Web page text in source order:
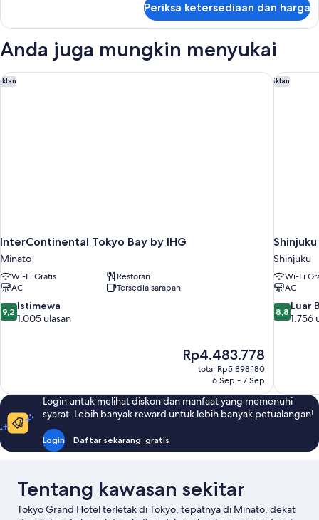
+
Extra
bed)
Kamar
Boleh
(2
Single
Periksa ketersediaan dan harga
Anda juga mungkin menyukai
Iklan
InterContinental Tokyo Bay by IHG
Minato
Wi-Fi Gratis
Restoran
AC
Tersedia sarapan
9.2
dari
9,2 Istimewa
1.005 ulasan
Harga
sekarang
Rp4.483.778
Rp4.483.778
total Rp5.898.180
6 Sep - 7 Sep
InterContinental Tokyo Bay by IHG Iklan
Shinjuku
Wi-Fi
AC
8.8
dari
8,8 Luar
1.756
Login untuk melihat diskon dan manfaat yang memenuhi
syarat. Lebih banyak reward untuk lebih banyak petualangan!
Login Daftar sekarang, gratis
Tentang kawasan sekitar
Tokyo Grand Hotel terletak di Tokyo, tepatnya di Minato, dekat